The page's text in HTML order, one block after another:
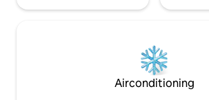
Airconditioning